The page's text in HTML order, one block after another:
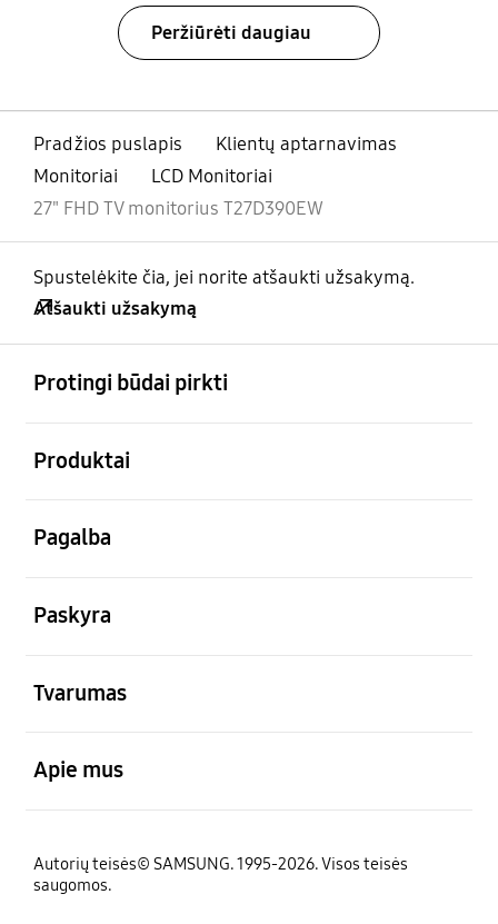
Peržiūrėti daugiau
Pradžios puslapis
Klientų aptarnavimas
Monitoriai
LCD Monitoriai
27" FHD TV monitorius T27D390EW
Spustelėkite čia, jei norite atšaukti užsakymą.
Atšaukti užsakymą
Protingi būdai pirkti
Produktai
Pagalba
Paskyra
Tvarumas
Apie mus
Autorių teisės© SAMSUNG. 1995-2026. Visos teisės
saugomos.